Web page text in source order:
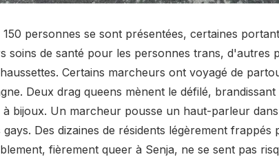
personnes se sont présentées, certaines
soins de santé pour les personnes trans, d'autres
Certains marcheurs ont voyagé de
Deux drag queens mènent le défilé,
à bijoux. Un marcheur pousse un haut-parleur
gays. Des dizaines de résidents légèrement
fièrement queer à Senja, ne se sent pas